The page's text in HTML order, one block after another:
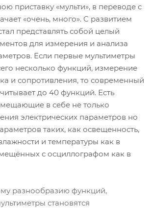
приставку «мульти», в переводе с
«очень, много». С развитием
представлять собой целый
для измерения и анализа
Если первые мультиметры
несколько функций, измерение
и сопротивления, то современный
до 40 функций. Есть
в себе не только
электрических параметров но
таких, как освещенность,
и температуры как в
с осциллографом как в
разнообразию функций,
становятся